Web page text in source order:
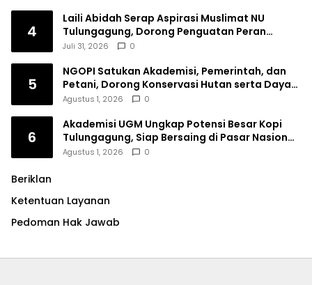
4
Laili Abidah Serap Aspirasi Muslimat NU
Tulungagung, Dorong Penguatan Peran
Perempuan
Juli 31, 2026 0
5
NGOPI Satukan Akademisi, Pemerintah, dan
Petani, Dorong Konservasi Hutan serta Daya
Saing Kopi Tulungagung
Agustus 1, 2026 0
6
Akademisi UGM Ungkap Potensi Besar Kopi
Tulungagung, Siap Bersaing di Pasar Nasional
hingga Dunia
Agustus 1, 2026 0
Beriklan
Ketentuan Layanan
Pedoman Hak Jawab